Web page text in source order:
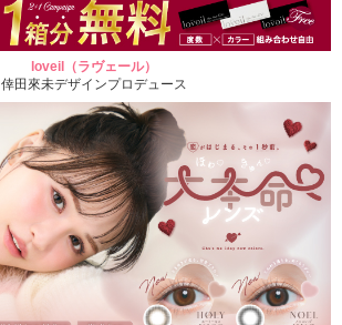
loveil（ラヴェール）
倖田來未デザインプロデュース